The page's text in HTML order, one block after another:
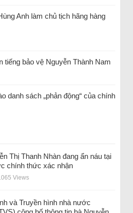
Anh làm chủ tịch hãng hàng
tiếng bảo vệ Nguyễn Thành Nam
danh sách „phản động“ của chính
Thị Thanh Nhàn đang ẩn náu tại
chính thức xác nhận
Views
và Truyền hình nhà nước